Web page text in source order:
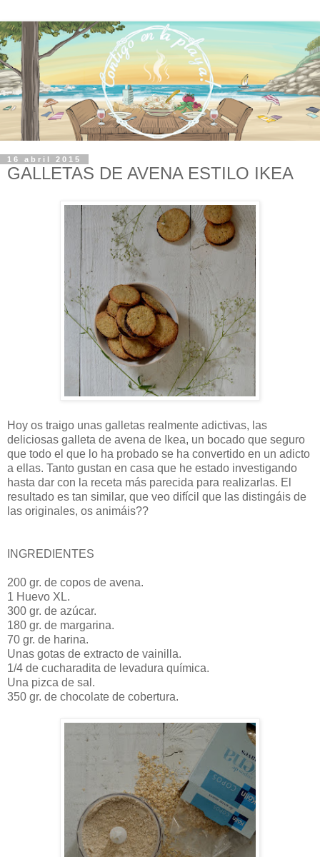
16 abril 2015
GALLETAS DE AVENA ESTILO IKEA
Hoy os traigo unas galletas realmente adictivas, las
deliciosas galleta de avena de Ikea, un bocado que seguro
que todo el que lo ha probado se ha convertido en un adicto
a ellas. Tanto gustan en casa que he estado investigando
hasta dar con la receta más parecida para realizarlas. El
resultado es tan similar, que veo difícil que las distingáis de
las originales, os animáis??
INGREDIENTES
200 gr. de copos de avena.
1 Huevo XL.
300 gr. de azúcar.
180 gr. de margarina.
70 gr. de harina.
Unas gotas de extracto de vainilla.
1/4 de cucharadita de levadura química.
Una pizca de sal.
350 gr. de chocolate de cobertura.